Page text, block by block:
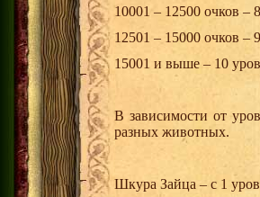
10001 – 12500 очков –
12501 – 15000 очков –
15001 и выше – 10
В зависимости от
разных животных.
Шкура Зайца – с 1